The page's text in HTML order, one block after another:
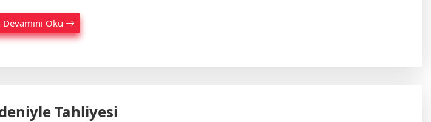
Devamını Oku
Tahliyesi